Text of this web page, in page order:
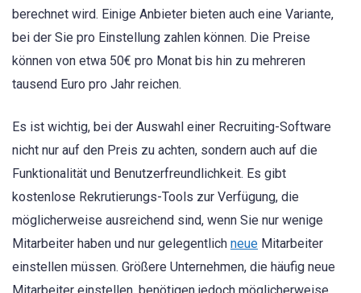
berechnet wird. Einige Anbieter bieten auch eine Variante,
bei der Sie pro Einstellung zahlen können. Die Preise
können von etwa 50€ pro Monat bis hin zu mehreren
tausend Euro pro Jahr reichen.
Es ist wichtig, bei der Auswahl einer Recruiting-Software
nicht nur auf den Preis zu achten, sondern auch auf die
Funktionalität und Benutzerfreundlichkeit. Es gibt
kostenlose Rekrutierungs-Tools zur Verfügung, die
möglicherweise ausreichend sind, wenn Sie nur wenige
Mitarbeiter haben und nur gelegentlich neue Mitarbeiter
einstellen müssen. Größere Unternehmen, die häufig neue
Mitarbeiter einstellen, benötigen jedoch möglicherweise